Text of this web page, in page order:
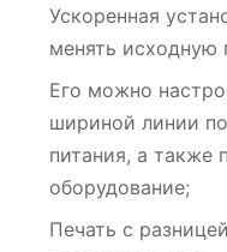
Ускоренная
менять исходную
Его можно
шириной линии
питания, а также
оборудование;
Печать с